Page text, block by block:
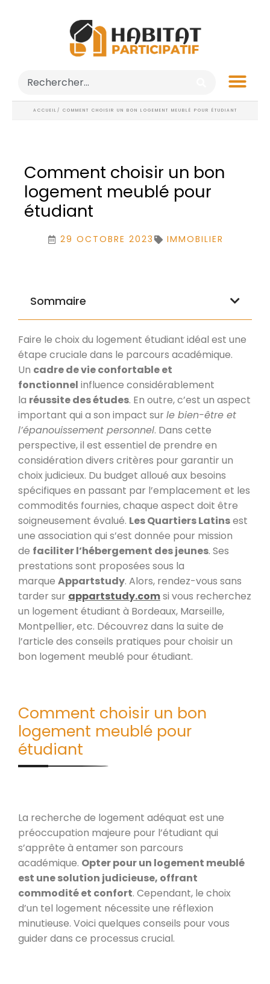
ACCUEIL / COMMENT CHOISIR UN BON LOGEMENT MEUBLÉ POUR ÉTUDIANT
Comment choisir un bon
logement meublé pour
étudiant
29 OCTOBRE 2023 IMMOBILIER
Sommaire
Faire le choix du logement étudiant idéal est une
étape cruciale dans le parcours académique.
Un cadre de vie confortable et
fonctionnel influence considérablement
la réussite des études. En outre, c’est un aspect
important qui a son impact sur le bien-être et
l’épanouissement personnel. Dans cette
perspective, il est essentiel de prendre en
considération divers critères pour garantir un
choix judicieux. Du budget alloué aux besoins
spécifiques en passant par l’emplacement et les
commodités fournies, chaque aspect doit être
soigneusement évalué. Les Quartiers Latinsest
une association qui s’est donnée pour mission
de faciliter l’hébergement des jeunes. Ses
prestations sont proposées sous la
marque Appartstudy. Alors, rendez-vous sans
tarder sur appartstudy.comsi vous recherchez
un logement étudiant à Bordeaux, Marseille,
Montpellier, etc. Découvrez dans la suite de
l’article des conseils pratiques pour choisir un
bon logement meublé pour étudiant.
Comment choisir un bon
logement meublé pour
étudiant
La recherche de logement adéquat est une
préoccupation majeure pour l’étudiant qui
s’apprête à entamer son parcours
académique. Opter pour un logement meublé
est une solution judicieuse, offrant
commodité et confort. Cependant, le choix
d’un tel logement nécessite une réflexion
minutieuse. Voici quelques conseils pour vous
guider dans ce processus crucial.